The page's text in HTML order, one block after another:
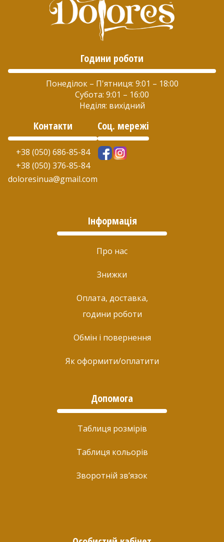
Години роботи
Понеділок – П'ятниця: 9:01 – 18:00
Субота: 9:01 – 16:00
Неділя: вихідний
Контакти
+38 (050) 686-85-84
+38 (050) 376-85-84
doloresinua@gmail.com
Соц. мережі
Інформація
Про нас
Знижки
Оплата, доставка,
години роботи
Обмін і повернення
Як оформити/оплатити
Допомога
Таблиця розмірів
Таблиця кольорів
Зворотній зв’язок